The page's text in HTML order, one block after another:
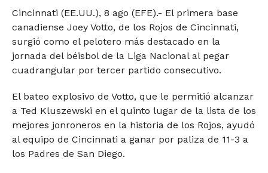
Cincinnati (EE.UU.), 8 ago (EFE).- El primera base
canadiense Joey Votto, de los Rojos de Cincinnati,
surgió como el pelotero más destacado en la
jornada del béisbol de la Liga Nacional al pegar
cuadrangular por tercer partido consecutivo.
El bateo explosivo de Votto, que le permitió alcanzar
a Ted Kluszewski en el quinto lugar de la lista de los
mejores jonroneros en la historia de los Rojos, ayudó
al equipo de Cincinnati a ganar por paliza de 11-3 a
los Padres de San Diego.